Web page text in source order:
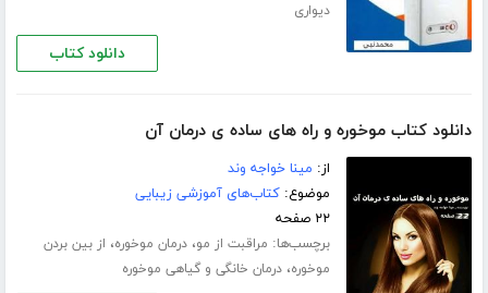
دیواری
دانلود کتاب
دانلود کتاب موخوره و راه های ساده ی درمان آن
از: مینا خواجه وند
موضوع:کتاب‌های آموزشی زیبایی
۲۲ صفحه
برچسب‌ها: مراقبت از مو،درمان موخوره، از بین بردن
موخوره،درمان خانگی و گیاهی موخوره